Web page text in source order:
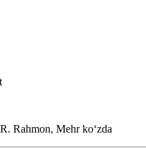
R. Rahmon, Mehr koʻzda